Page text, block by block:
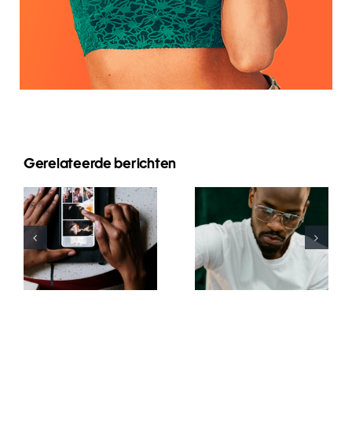
Gerelateerde berichten
Top-Apps
zum
Animieren
von Fotos
für
ansprechende
Top 17 Tipps
zur
Verbesserung
des
Verständnisses
des TikTok-